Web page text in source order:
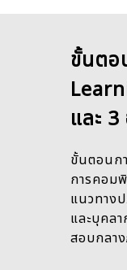
ขั้นตอ
และ
ขั้นตอนก
การคอม
แนวทาง
และบุคล
สอบกลาง